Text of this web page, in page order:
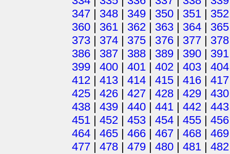
347 | 348 | 349 | 350 | 351 | 352
360 | 361 | 362 | 363 | 364 | 365
373 | 374 | 375 | 376 | 377 | 378
386 | 387 | 388 | 389 | 390 | 391
399 | 400 | 401 | 402 | 403 | 404
412 | 413 | 414 | 415 | 416 | 417
425 | 426 | 427 | 428 | 429 | 430
438 | 439 | 440 | 441 | 442 | 443
451 | 452 | 453 | 454 | 455 | 456
464 | 465 | 466 | 467 | 468 | 469
477 | 478 | 479 | 480 | 481 | 482